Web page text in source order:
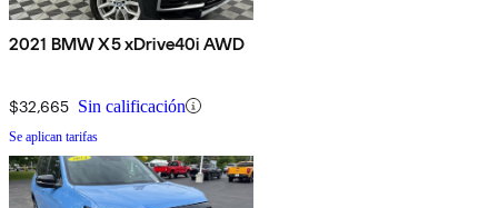
2021 BMW X5 xDrive40i AWD
$32,665 Sin calificación
Se aplican tarifas